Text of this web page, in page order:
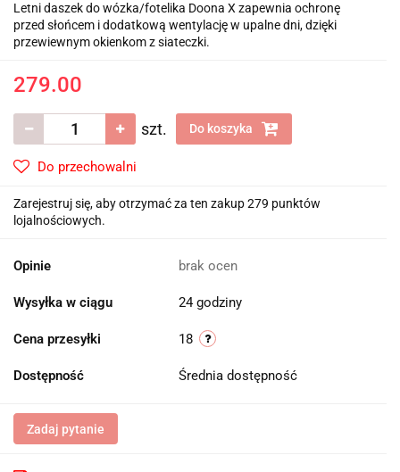
Letni daszek do wózka/fotelika Doona X zapewnia ochronę
przed słońcem i dodatkową wentylację w upalne dni, dzięki
przewiewnym okienkom z siateczki.
279.00
szt. Do koszyka
Do przechowalni
Zarejestruj się, aby otrzymać za ten zakup 279 punktów
lojalnościowych.
Opinie brak ocen
Wysyłka w ciągu 24 godziny
Cena przesyłki 18
Dostępność Średnia dostępność
Zadaj pytanie